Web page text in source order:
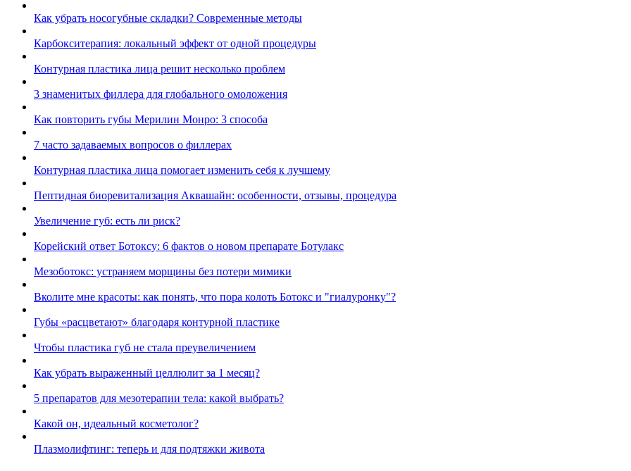
Как убрать носогубные складки? Современные методы
Карбокситерапия: локальный эффект от одной процедуры
Контурная пластика лица решит несколько проблем
3 знаменитых филлера для глобального омоложения
Как повторить губы Мерилин Монро: 3 способа
7 часто задаваемых вопросов о филлерах
Контурная пластика лица помогает изменить себя к лучшему
Пептидная биоревитализация Аквашайн: особенности, отзывы, процедура
Увеличение губ: есть ли риск?
Корейский ответ Ботоксу: 6 фактов о новом препарате Ботулакс
Мезоботокс: устраняем морщины без потери мимики
Вколите мне красоты: как понять, что пора колоть Ботокс и "гиалуронку"?
Губы «расцветают» благодаря контурной пластике
Чтобы пластика губ не стала преувеличением
Как убрать выраженный целлюлит за 1 месяц?
5 препаратов для мезотерапии тела: какой выбрать?
Какой он, идеальный косметолог?
Плазмолифтинг: теперь и для подтяжки живота